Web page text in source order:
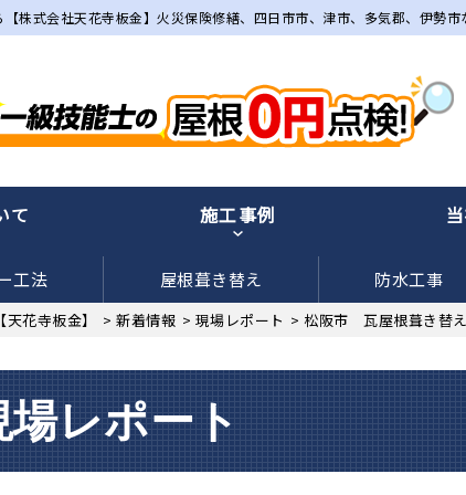
株式会社天花寺板金】火災保険修繕、四日市市、津市、多気郡、伊勢市
て 施工事例
工法 屋根葺き替え 防水工事
花寺板金】 > 新着情報 > 現場レポート > 松阪市 瓦屋根葺き替
場レポート